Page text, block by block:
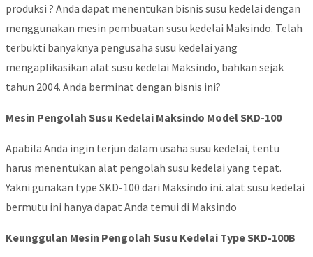
produksi ? Anda dapat menentukan bisnis susu kedelai dengan
menggunakan mesin pembuatan susu kedelai Maksindo. Telah
terbukti banyaknya pengusaha susu kedelai yang
mengaplikasikan alat susu kedelai Maksindo, bahkan sejak
tahun 2004. Anda berminat dengan bisnis ini?
Mesin Pengolah Susu Kedelai Maksindo Model SKD-100
Apabila Anda ingin terjun dalam usaha susu kedelai, tentu
harus menentukan alat pengolah susu kedelai yang tepat.
Yakni gunakan type SKD-100 dari Maksindo ini. alat susu kedelai
bermutu ini hanya dapat Anda temui di Maksindo
Keunggulan Mesin Pengolah Susu Kedelai Type SKD-100B